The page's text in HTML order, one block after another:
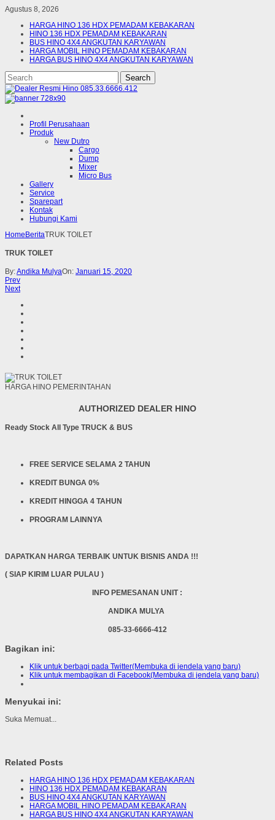
Agustus 8, 2026
HARGA HINO 136 HDX PEMADAM KEBAKARAN
HINO 136 HDX PEMADAM KEBAKARAN
BUS HINO 4X4 ANGKUTAN KARYAWAN
HARGA MOBIL HINO PEMADAM KEBAKARAN
HARGA BUS HINO 4X4 ANGKUTAN KARYAWAN
Profil Perusahaan
Produk
New Dutro
Cargo
Dump
Mixer
Micro Bus
Gallery
Service
Sparepart
Kontak
Hubungi Kami
Home BeritaTRUK TOILET
TRUK TOILET
By:Andika MulyaOn: Januari 15, 2020
Prev
Next
HARGA HINO PEMERINTAHAN
AUTHORIZED DEALER HINO
Ready Stock All Type TRUCK & BUS
FREE SERVICE SELAMA 2 TAHUN
KREDIT BUNGA 0%
KREDIT HINGGA 4 TAHUN
PROGRAM LAINNYA
DAPATKAN HARGA TERBAIK UNTUK BISNIS ANDA !!!
( SIAP KIRIM LUAR PULAU )
INFO PEMESANAN UNIT :
ANDIKA MULYA
085-33-6666-412
Bagikan ini:
Klik untuk berbagi pada Twitter(Membuka di jendela yang baru)
Klik untuk membagikan di Facebook(Membuka di jendela yang baru)
Menyukai ini:
Suka Memuat...
Related Posts
HARGA HINO 136 HDX PEMADAM KEBAKARAN
HINO 136 HDX PEMADAM KEBAKARAN
BUS HINO 4X4 ANGKUTAN KARYAWAN
HARGA MOBIL HINO PEMADAM KEBAKARAN
HARGA BUS HINO 4X4 ANGKUTAN KARYAWAN